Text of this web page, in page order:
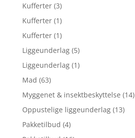
Kufferter (3)
Kufferter (1)
Kufferter (1)
Liggeunderlag (5)
Liggeunderlag (1)
Mad (63)
Myggenet & insektbeskyttelse (14)
Oppustelige liggeunderlag (13)
Pakketilbud (4)